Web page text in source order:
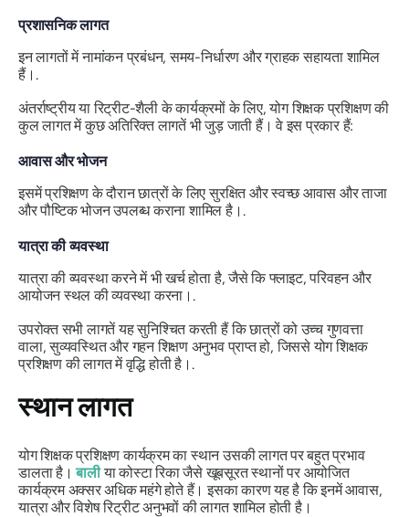
प्रशासनिक लागत
इन लागतों में नामांकन प्रबंधन, समय-निर्धारण और ग्राहक सहायता शामिल
हैं।.
अंतर्राष्ट्रीय या रिट्रीट-शैली के कार्यक्रमों के लिए, योग शिक्षक प्रशिक्षण की
कुल लागत में कुछ अतिरिक्त लागतें भी जुड़ जाती हैं। वे इस प्रकार हैं:
आवास और भोजन
इसमें प्रशिक्षण के दौरान छात्रों के लिए सुरक्षित और स्वच्छ आवास और ताजा
और पौष्टिक भोजन उपलब्ध कराना शामिल है।.
यात्रा की व्यवस्था
यात्रा की व्यवस्था करने में भी खर्च होता है, जैसे कि फ्लाइट, परिवहन और
आयोजन स्थल की व्यवस्था करना।.
उपरोक्त सभी लागतें यह सुनिश्चित करती हैं कि छात्रों को उच्च गुणवत्ता
वाला, सुव्यवस्थित और गहन शिक्षण अनुभव प्राप्त हो, जिससे योग शिक्षक
प्रशिक्षण की लागत में वृद्धि होती है।.
स्थान लागत
योग शिक्षक प्रशिक्षण कार्यक्रम का स्थान उसकी लागत पर बहुत प्रभाव
डालता है।बालीया कोस्टा रिका जैसे खूबसूरत स्थानों पर आयोजित
कार्यक्रम अक्सर अधिक महंगे होते हैं। इसका कारण यह है कि इनमें आवास,
यात्रा और विशेष रिट्रीट अनुभवों की लागत शामिल होती है।